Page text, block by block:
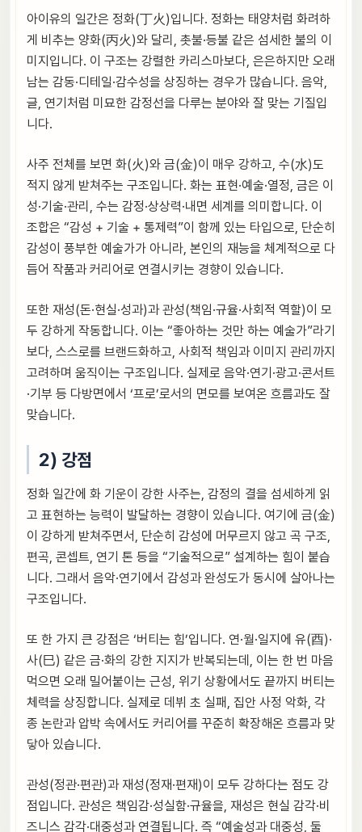
아이유의 일간은 정화(丁火)입니다. 정화는 태양처럼 화려하
게 비추는 양화(丙火)와 달리, 촛불·등불 같은 섬세한 불의 이
미지입니다. 이 구조는 강렬한 카리스마보다, 은은하지만 오래
남는 감동·디테일·감수성을 상징하는 경우가 많습니다. 음악,
글, 연기처럼 미묘한 감정선을 다루는 분야와 잘 맞는 기질입
니다.
사주 전체를 보면 화(火)와 금(金)이 매우 강하고, 수(水)도
적지 않게 받쳐주는 구조입니다. 화는 표현·예술·열정, 금은 이
성·기술·관리, 수는 감정·상상력·내면 세계를 의미합니다. 이
조합은 “감성 + 기술 + 통제력”이 함께 있는 타입으로, 단순히
감성이 풍부한 예술가가 아니라, 본인의 재능을 체계적으로 다
듬어 작품과 커리어로 연결시키는 경향이 있습니다.
또한 재성(돈·현실·성과)과 관성(책임·규율·사회적 역할)이 모
두 강하게 작동합니다. 이는 “좋아하는 것만 하는 예술가”라기
보다, 스스로를 브랜드화하고, 사회적 책임과 이미지 관리까지
고려하며 움직이는 구조입니다. 실제로 음악·연기·광고·콘서트
·기부 등 다방면에서 ‘프로’로서의 면모를 보여온 흐름과도 잘
맞습니다.
2) 강점
정화 일간에 화 기운이 강한 사주는, 감정의 결을 섬세하게 읽
고 표현하는 능력이 발달하는 경향이 있습니다. 여기에 금(金)
이 강하게 받쳐주면서, 단순히 감성에 머무르지 않고 곡 구조,
편곡, 콘셉트, 연기 톤 등을 “기술적으로” 설계하는 힘이 붙습
니다. 그래서 음악·연기에서 감성과 완성도가 동시에 살아나는
구조입니다.
또 한 가지 큰 강점은 ‘버티는 힘’입니다. 연·월·일지에 유(酉)·
사(巳) 같은 금·화의 강한 지지가 반복되는데, 이는 한 번 마음
먹으면 오래 밀어붙이는 근성, 위기 상황에서도 끝까지 버티는
체력을 상징합니다. 실제로 데뷔 초 실패, 집안 사정 악화, 각
종 논란과 압박 속에서도 커리어를 꾸준히 확장해온 흐름과 맞
닿아 있습니다.
관성(정관·편관)과 재성(정재·편재)이 모두 강하다는 점도 강
점입니다. 관성은 책임감·성실함·규율을, 재성은 현실 감각·비
즈니스 감각·대중성과 연결됩니다. 즉 “예술성과 대중성, 둘